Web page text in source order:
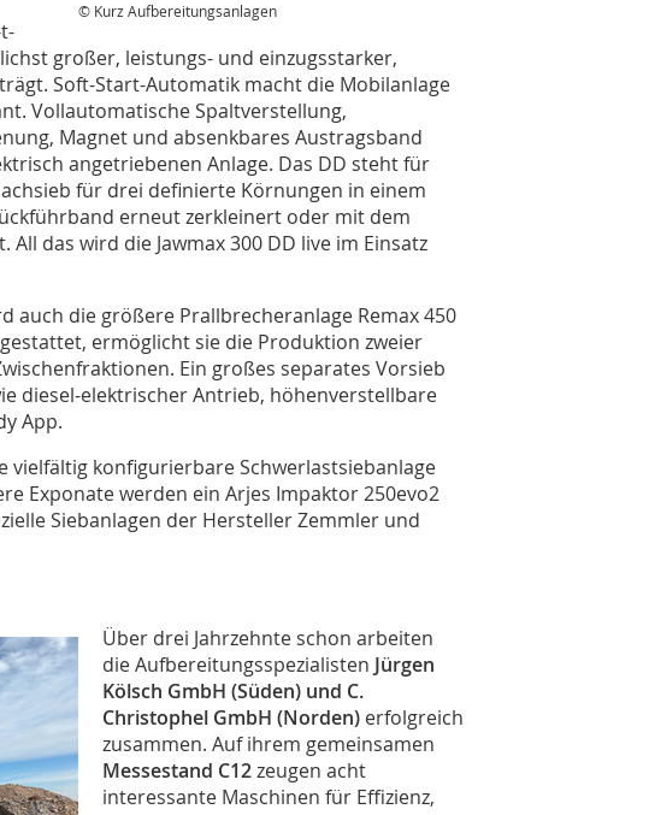
© Kurz Aufbereitungsanlagen
großer, leistungs- und einzugsstarker,
Soft-Start-Automatik macht die Mobilanlage
Vollautomatische Spaltverstellung,
Magnet und absenkbares Austragsband
angetriebenen Anlage. Das DD steht für
für drei definierte Körnungen in einem
erneut zerkleinert oder mit dem
das wird die Jawmax 300 DD live im Einsatz
auch die größere Prallbrecheranlage Remax 450
ermöglicht sie die Produktion zweier
Ein großes separates Vorsieb
diesel-elektrischer Antrieb, höhenverstellbare
App.
konfigurierbare Schwerlastsiebanlage
Exponate werden ein Arjes Impaktor 250evo2
Siebanlagen der Hersteller Zemmler und
Über drei Jahrzehnte schon arbeiten
die Aufbereitungsspezialisten Jürgen
Kölsch GmbH (Süden) und C.
Christophel GmbH (Norden) erfolgreich
zusammen. Auf ihrem gemeinsamen
Messestand C12zeugen acht
interessante Maschinen für Effizienz,